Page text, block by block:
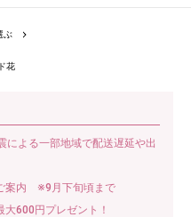
ぶ
花
による一部地域で配送遅延や出
案内 ※9月下旬頃まで
600円プレゼント！